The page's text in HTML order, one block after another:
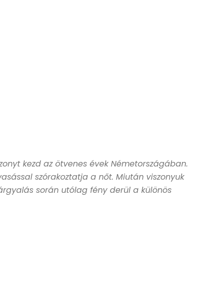
kezd az ötvenes évek Németországában.
szórakoztatja a nőt. Miután viszonyuk
során utólag fény derül a különös